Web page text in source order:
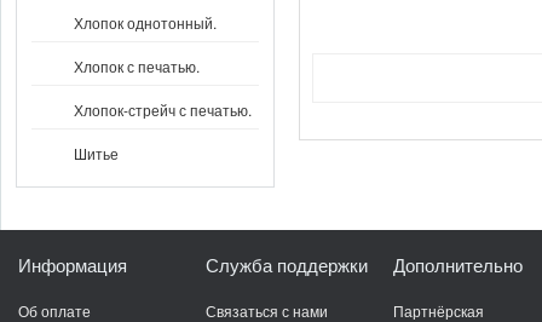
Хлопок однотонный.
Хлопок с печатью.
Хлопок-стрейч с печатью.
Шитье
Информация
Об оплате
Служба поддержки
Связаться с нами
Дополнительно
Партнёрская